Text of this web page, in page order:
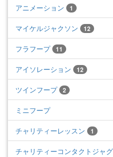
アニメーション 1
マイケルジャクソン 12
フラフープ 11
アイソレーション 12
ツインフープ 2
ミニフープ
チャリティーレッスン 1
チャリティーコンタクトジャ